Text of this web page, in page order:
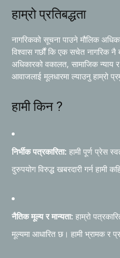
हाम्रो प्रतिबद्धता
नागरिकको सूचना पाउने मौलिक
विश्वास गर्छौं कि एक सचेत नागरिक
अधिकारको वकालत, सामाजिक
आवाजलाई मूलधारमा ल्याउनु हाम्रो
हामी किन ?
निर्भीक पत्रकारिता: हामी पूर्ण प्रेस
दुरुपयोग विरुद्ध खबरदारी गर्न हामी
नैतिक मूल्य र मान्यता: हाम्रो
मूल्यमा आधारित छ। हामी भ्रामक र